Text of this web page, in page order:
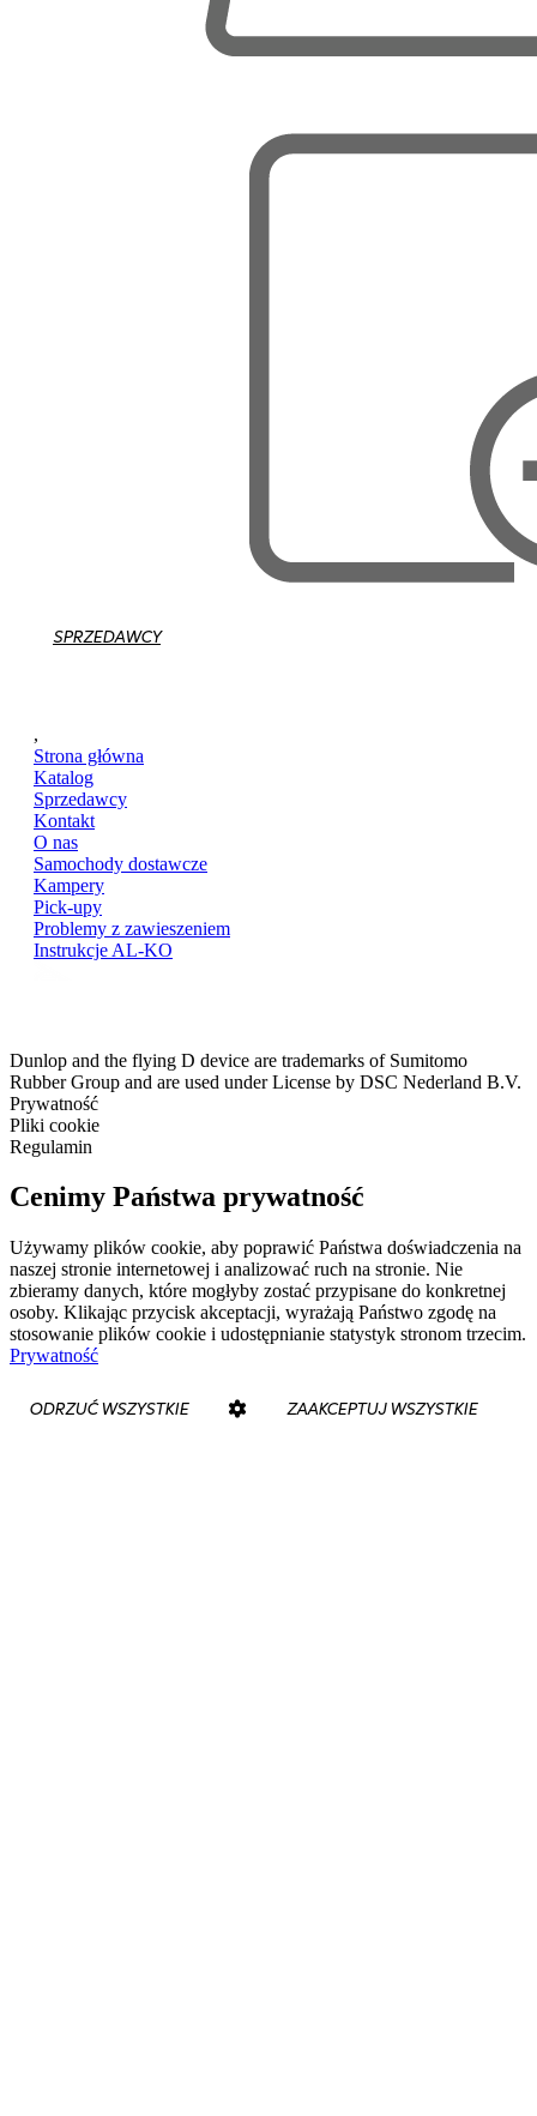
SPRZEDAWCY
,
Strona główna
Katalog
Sprzedawcy
Kontakt
O nas
Samochody dostawcze
Kampery
Pick-upy
Problemy z zawieszeniem
Instrukcje AL-KO
Dunlop and the flying D device are trademarks of Sumitomo
Rubber Group and are used under License by DSC Nederland B.V.
Prywatność
Pliki cookie
Regulamin
Cenimy Państwa prywatność
Używamy plików cookie, aby poprawić Państwa doświadczenia na
naszej stronie internetowej i analizować ruch na stronie. Nie
zbieramy danych, które mogłyby zostać przypisane do konkretnej
osoby. Klikając przycisk akceptacji, wyrażają Państwo zgodę na
stosowanie plików cookie i udostępnianie statystyk stronom trzecim.
Prywatność
ODRZUĆ WSZYSTKIE ZAAKCEPTUJ WSZYSTKIE